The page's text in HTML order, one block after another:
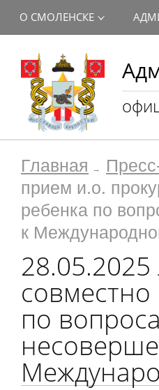
О СМОЛЕНСКЕ
Главная
прием и.о.
ребенка по
к
по